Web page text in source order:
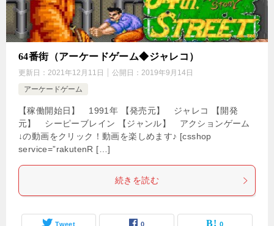
64番街（アーケードゲーム◆ジャレコ）
更新日： 2021年12月11日 公開日： 2019年9月14日
アーケードゲーム
【稼働開始日】 1991年 【発売元】 ジャレコ 【開発
元】 シーピーブレイン 【ジャンル】 アクションゲーム
↓の動画をクリック！動画を楽しめます♪ [csshop
service=”rakutenR […]
続きを読む
Tweet 0 0